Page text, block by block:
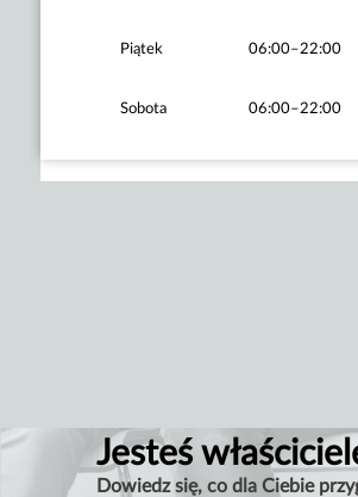
Piątek 06:00–22:00
Sobota 06:00–22:00
Jesteś
Dowiedz się, co dla Ciebie